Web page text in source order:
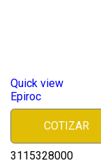
Quick view
Epiroc
COTIZAR
3115328000